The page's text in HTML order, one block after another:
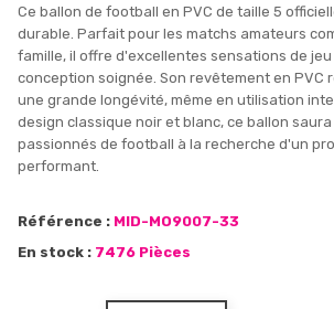
Ce ballon de football en PVC de taille 5
durable. Parfait pour les matchs amateurs
famille, il offre d'excellentes sensations de jeu
conception soignée. Son revêtement en PVC
une grande longévité, même en utilisation
design classique noir et blanc, ce ballon
passionnés de football à la recherche d'un
performant.
Référence : MID-MO9007-33
En stock : 7476 Pièces